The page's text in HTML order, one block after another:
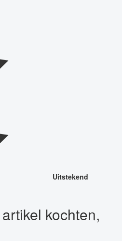
Uitstekend
kochten,